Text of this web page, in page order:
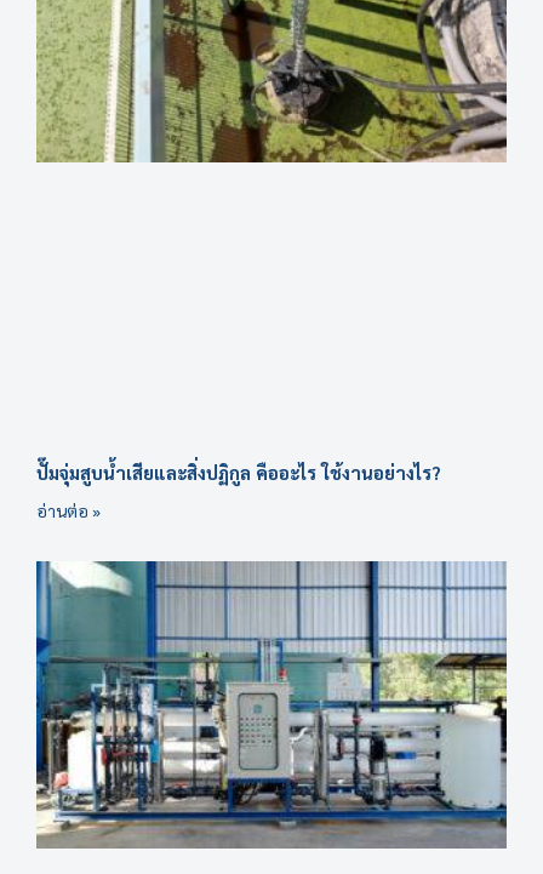
ปั๊มจุ่มสูบน้ำเสียและสิ่งปฏิกูล คืออะไร ใช้งานอย่างไร?
อ่านต่อ »